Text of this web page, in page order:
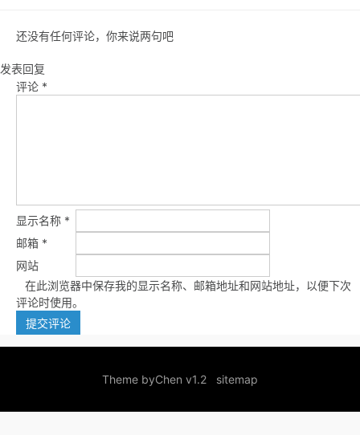
还没有任何评论，你来说两句吧
发表回复
评论 *
显示名称 *
邮箱 *
网站
在此浏览器中保存我的显示名称、邮箱地址和网站地址，以便下次
评论时使用。
Theme byChen v1.2 sitemap